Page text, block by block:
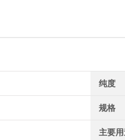
纯度
规格
主要